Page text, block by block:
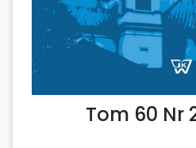
Tom 60 Nr